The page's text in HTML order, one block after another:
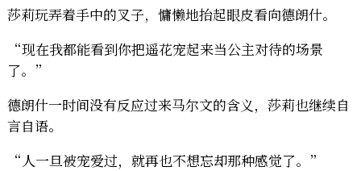
莎莉玩弄着手中的叉子，慵懒地抬起眼皮看向德朗什。
“现在我都能看到你把遥花宠起来当公主对待的场景
了。”
德朗什一时间没有反应过来马尔文的含义，莎莉也继续自
言自语。
“人一旦被宠爱过，就再也不想忘却那种感觉了。”